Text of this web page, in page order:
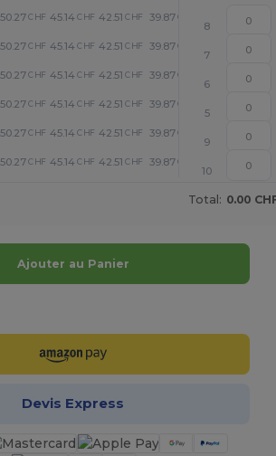
50.27 CHF 45.14 CHF 42.51 CHF 39.87 CHF CHF
8
50.27 CHF 45.14 CHF 42.51 CHF 39.87 CHF CHF
7
50.27 CHF 45.14 CHF 42.51 CHF 39.87 CHF CHF
6
50.27 CHF 45.14 CHF 42.51 CHF 39.87 CHF CHF
5
50.27 CHF 45.14 CHF 42.51 CHF 39.87 CHF CHF
9
50.27 CHF 45.14 CHF 42.51 CHF 39.87 CHF CHF
10
Total: 0.00
Ajouter au Panier
Devis Express